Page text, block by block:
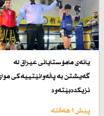
یانەی مامۆستایانی عیراق لە
گەیشتن بە پاڵەوانێتییەكی
نزیكدەبێتەوە
پێش 1 هەفتە